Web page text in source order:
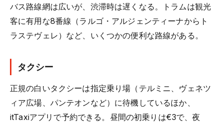
バス路線網は広いが、渋滞時は遅くなる。トラムは観光
客に有用な8番線（ラルゴ・アルジェンティーナからト
ラステヴェレ）など、いくつかの便利な路線がある。
タクシー
正規の白いタクシーは指定乗り場（テルミニ、ヴェネツ
ィア広場、パンテオンなど）に待機しているほか、
itTaxiアプリで予約できる。昼間の初乗りは€3で、夜